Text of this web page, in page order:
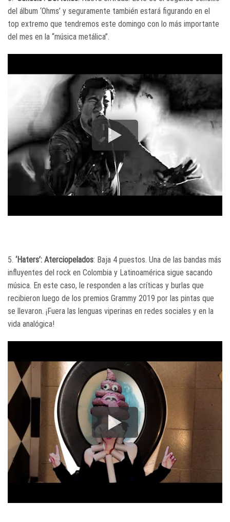
del álbum ‘Ohms’ y seguramente también estará figurando en el
top extremo que tendremos este domingo con lo más importante
del mes en la “música metálica”.
5. ‘Haters’: Aterciopelados: Baja 4 puestos. Una de las bandas más
influyentes del rock en Colombia y Latinoamérica sigue sacando
música. En este caso, le responden a las críticas y burlas que
recibieron luego de los premios Grammy 2019 por las pintas que
se llevaron. ¡Fuera las lenguas viperinas en redes sociales y en la
vida analógica!